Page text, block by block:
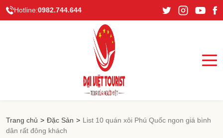
Hotline:0982.744.644
Trang chủ > Đặc Sản > List 10 quán xôi Phú Quốc ngon giá bình
dân rất đông khách